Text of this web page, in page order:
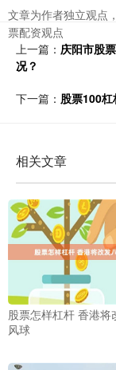
文章为作者独立观点
票配资观点
上一篇： 庆阳市股
况？
下一篇： 股票100杠
相关文章
股票怎样杠杆 香港将
风球